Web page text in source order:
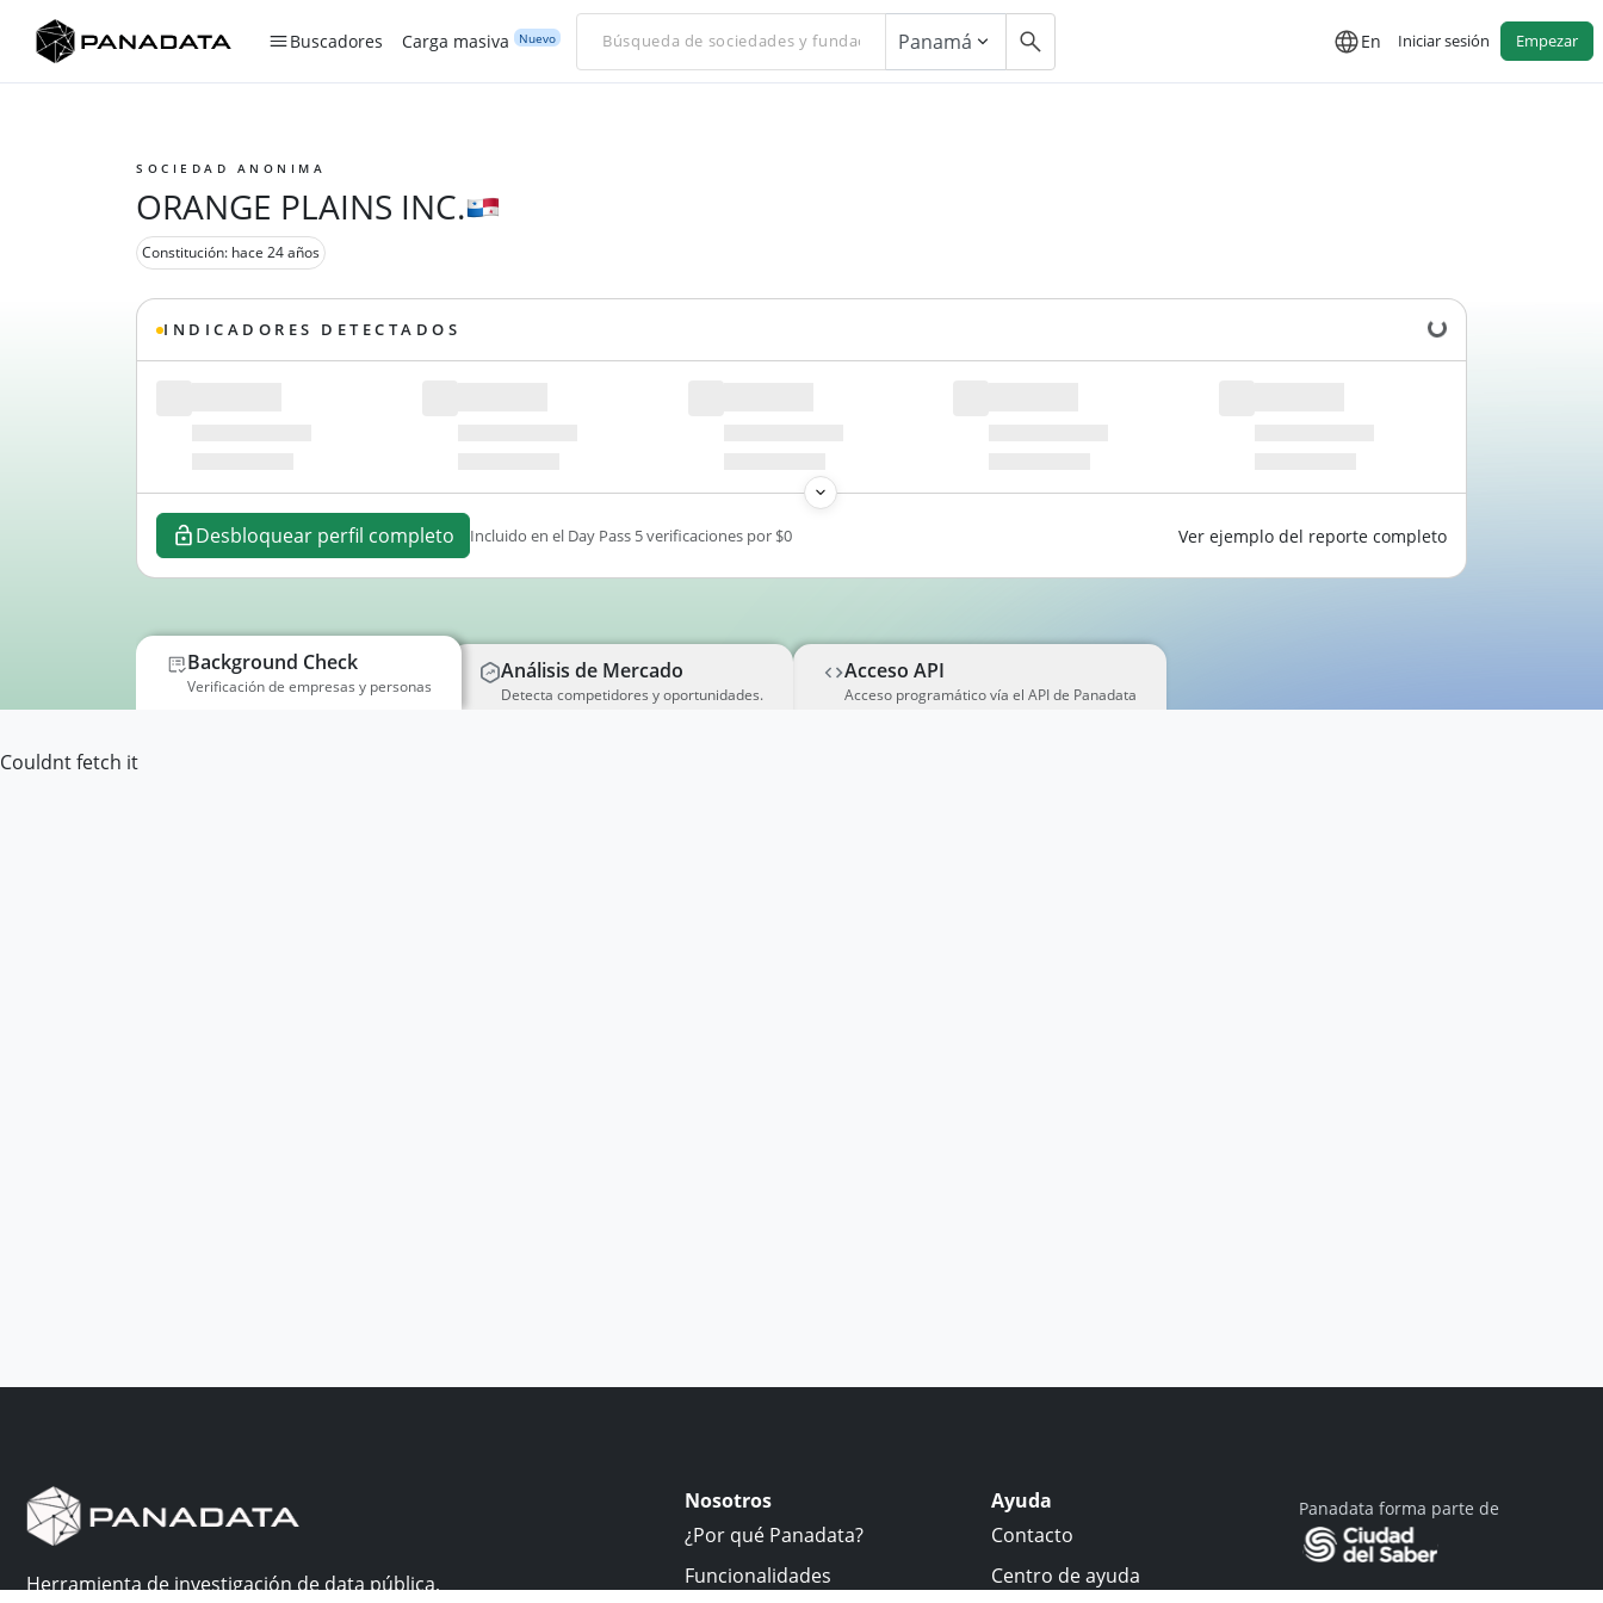
Buscadores Carga masiva Nuevo Panamá En Iniciar sesión Empezar
SOCIEDAD ANONIMA
ORANGE PLAINS INC.
Constitución: hace 24 años
INDICADORES DETECTADOS Cargando datos...
Desbloquear perfil completo Incluido en el Day Pass 5 verificaciones por $0 Ver ejemplo del reporte completo
Background Check
Verificación de empresas y personas
Análisis de Mercado
Detecta competidores y oportunidades.
Acceso API
Acceso programático vía el API de Panadata
Couldnt fetch it
Herramienta de investigación de data pública,
Nosotros
¿Por qué Panadata?
Funcionalidades
Ayuda
Contacto
Centro de ayuda
Panadata forma parte de